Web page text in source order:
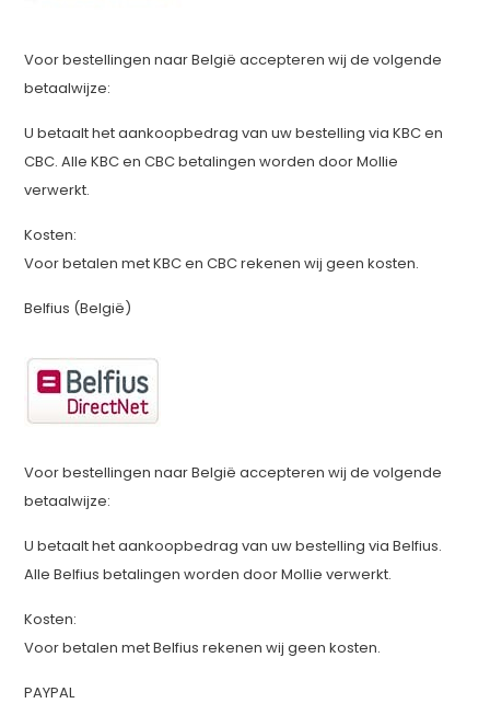
Voor bestellingen naar België accepteren wij de volgende
betaalwijze:
U betaalt het aankoopbedrag van uw bestelling via KBC en
CBC. Alle KBC en CBC betalingen worden door Mollie
verwerkt.
Kosten:
Voor betalen met KBC en CBC rekenen wij geen kosten.
Belfius (België)
Voor bestellingen naar België accepteren wij de volgende
betaalwijze:
U betaalt het aankoopbedrag van uw bestelling via Belfius.
Alle Belfius betalingen worden door Mollie verwerkt.
Kosten:
Voor betalen met Belfius rekenen wij geen kosten.
PAYPAL